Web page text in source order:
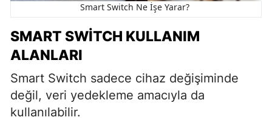
Smart Switch Ne İşe Yarar?
SMART SWITCH KULLANIM
ALANLARI
Smart Switch sadece cihaz değişiminde
değil, veri yedekleme amacıyla da
kullanılabilir.